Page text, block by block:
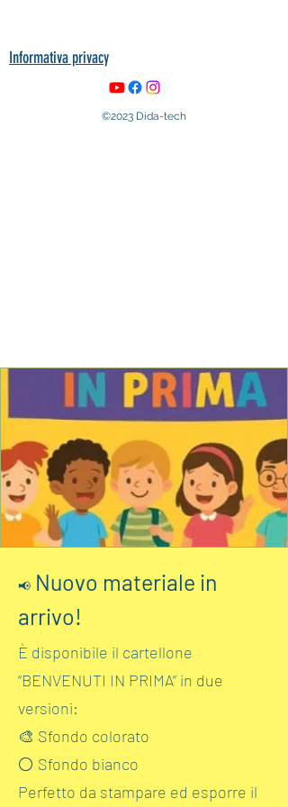
Informativa privacy
©2023 Dida-tech
📢 Nuovo materiale in
arrivo!
È disponibile il cartellone
“BENVENUTI IN PRIMA” in due
versioni:
🎨 Sfondo colorato
⚪ Sfondo bianco
Perfetto da stampare ed esporre il